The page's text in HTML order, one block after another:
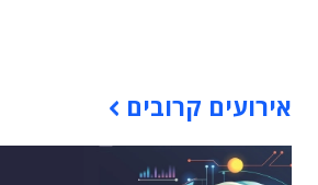
אירועים קרובים